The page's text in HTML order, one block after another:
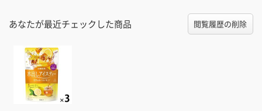
あなたが最近チェックした商品 閲覧履歴の削除